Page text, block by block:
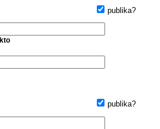
publika?
publika?